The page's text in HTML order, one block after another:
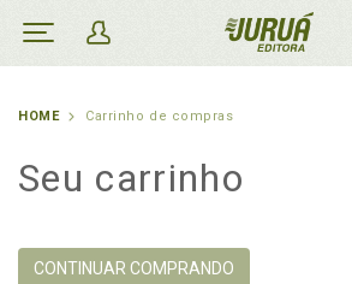
HOME Carrinho de compras
Seu carrinho
CONTINUAR COMPRANDO